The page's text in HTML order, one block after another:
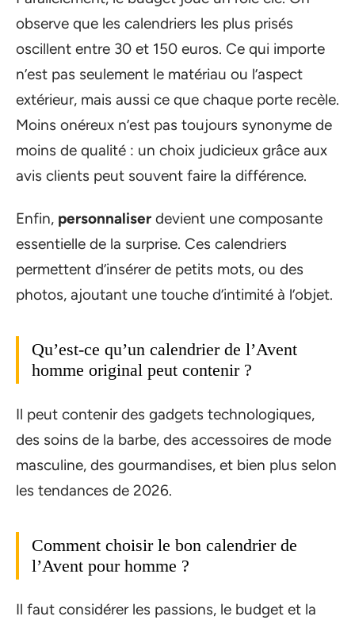
observe que les calendriers les plus prisés
oscillent entre 30 et 150 euros. Ce qui importe
n’est pas seulement le matériau ou l’aspect
extérieur, mais aussi ce que chaque porte recèle.
Moins onéreux n’est pas toujours synonyme de
moins de qualité : un choix judicieux grâce aux
avis clients peut souvent faire la différence.
Enfin, personnaliser devient une composante
essentielle de la surprise. Ces calendriers
permettent d’insérer de petits mots, ou des
photos, ajoutant une touche d’intimité à l’objet.
Qu’est-ce qu’un calendrier de l’Avent
homme original peut contenir ?
Il peut contenir des gadgets technologiques,
des soins de la barbe, des accessoires de mode
masculine, des gourmandises, et bien plus selon
les tendances de 2026.
Comment choisir le bon calendrier de
l’Avent pour homme ?
Il faut considérer les passions, le budget et la